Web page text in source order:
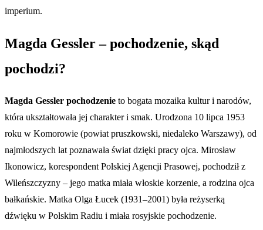
imperium.
Magda Gessler – pochodzenie, skąd
pochodzi?
Magda Gessler pochodzenie to bogata mozaika kultur i narodów,
która ukształtowała jej charakter i smak. Urodzona 10 lipca 1953
roku w Komorowie (powiat pruszkowski, niedaleko Warszawy), od
najmłodszych lat poznawała świat dzięki pracy ojca. Mirosław
Ikonowicz, korespondent Polskiej Agencji Prasowej, pochodził z
Wileńszczyzny – jego matka miała włoskie korzenie, a rodzina ojca
bałkańskie. Matka Olga Łucek (1931–2001) była reżyserką
dźwięku w Polskim Radiu i miała rosyjskie pochodzenie.